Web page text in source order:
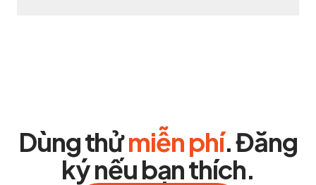
Dùng thửmiễn phí. Đăng
ký nếu bạn thích.